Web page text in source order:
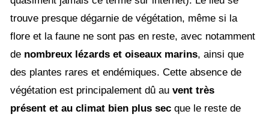
trouve presque dégarnie de végétation, même si la
flore et la faune ne sont pas en reste, avec notamment
denombreux lézards et oiseaux marins, ainsi que
des plantes rares et endémiques. Cette absence de
végétation est principalement dû au vent très
présent et au climat bien plus sec que le reste de